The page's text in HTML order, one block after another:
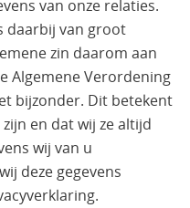
van onze relaties.
daarbij van groot
zin daarom aan
Algemene Verordening
bijzonder. Dit betekent
en dat wij ze altijd
wij van u
deze gegevens